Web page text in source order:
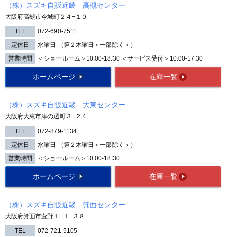
（株）スズキ自販近畿 高槻センター
大阪府高槻市今城町２４−１０
TEL
072-690-7511
定休日
水曜日 （第２木曜日＜一部除く＞）
営業時間
＜ショールーム＞10:00-18:30 ＜サービス受付＞10:00-17:30
ホームページ 在庫一覧
（株）スズキ自販近畿 大東センター
大阪府大東市津の辺町３−２４
TEL
072-879-1134
定休日
水曜日 （第２木曜日＜一部除く＞）
営業時間
＜ショールーム＞10:00-18:30
ホームページ 在庫一覧
（株）スズキ自販近畿 箕面センター
大阪府箕面市萱野１−１−３８
TEL
072-721-5105